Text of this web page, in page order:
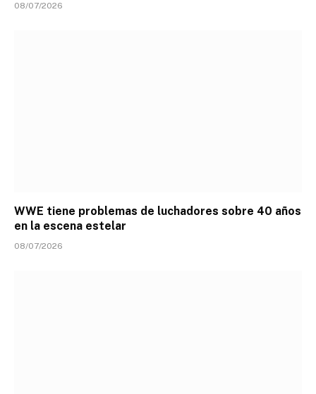
08/07/2026
WWE tiene problemas de luchadores sobre 40 años
en la escena estelar
08/07/2026